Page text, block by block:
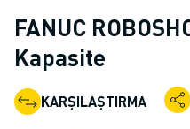
İŞBIRLIKÇI ROBOTLAR
ROBOT YELPAZESI
ROBOT AKSESUARLARI
FANUC
Kapasite
KARŞILAŞTIRMA